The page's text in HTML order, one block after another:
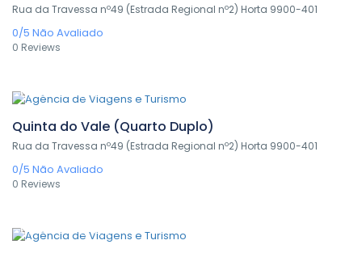
Rua da Travessa nº49 (Estrada Regional nº2) Horta 9900-401
0/5 Não Avaliado
0 Reviews
0,00€/ 1 night(s)
Quinta do Vale (Quarto Duplo)
Rua da Travessa nº49 (Estrada Regional nº2) Horta 9900-401
0/5 Não Avaliado
0 Reviews
0,00€/ 1 night(s)